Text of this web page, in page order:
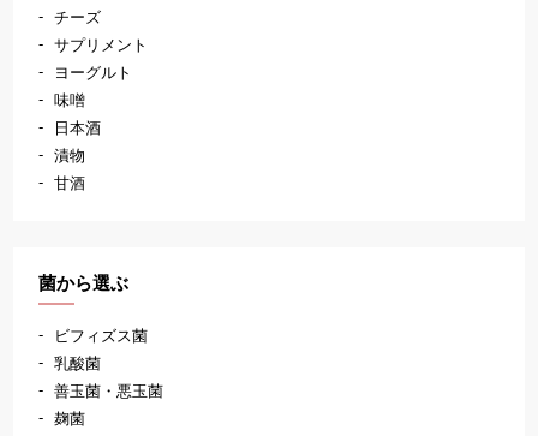
チーズ
サプリメント
ヨーグルト
味噌
日本酒
漬物
甘酒
菌から選ぶ
ビフィズス菌
乳酸菌
善玉菌・悪玉菌
麹菌